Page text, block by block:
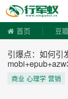
首页 豆
引爆点：如何引
商业 心理学 营销